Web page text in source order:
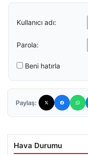
Kullanıcı adı:
Parola:
Beni hatırla
Paylaş:
Hava Durumu